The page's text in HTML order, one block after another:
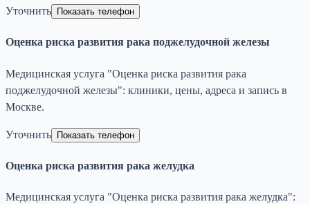
Уточнить Показать телефон
Оценка риска развития рака поджелудочной железы
Медицинская услуга "Оценка риска развития рака
поджелудочной железы": клиники, цены, адреса и запись в
Москве.
Уточнить Показать телефон
Оценка риска развития рака желудка
Медицинская услуга "Оценка риска развития рака желудка":